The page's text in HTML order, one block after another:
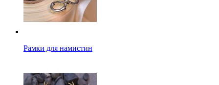
Рамки для намистин